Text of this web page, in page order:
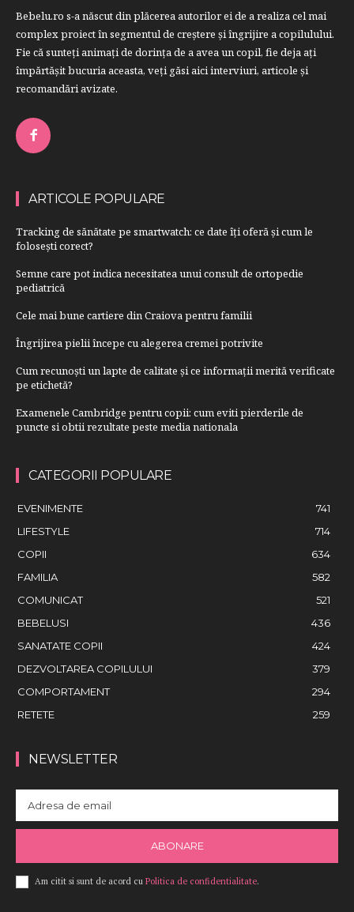
Bebelu.ro s-a născut din plăcerea autorilor ei de a realiza cel mai
complex proiect în segmentul de creştere şi îngrijire a copilulului.
Fie că sunteţi animaţi de dorinţa de a avea un copil, fie deja aţi
împărtăşit bucuria aceasta, veți găsi aici interviuri, articole şi
recomandări avizate.
ARTICOLE POPULARE
Tracking de sănătate pe smartwatch: ce date îți oferă și cum le
folosești corect?
Semne care pot indica necesitatea unui consult de ortopedie
pediatrică
Cele mai bune cartiere din Craiova pentru familii
Îngrijirea pielii începe cu alegerea cremei potrivite
Cum recunoști un lapte de calitate și ce informații merită verificate
pe etichetă?
Examenele Cambridge pentru copii: cum eviti pierderile de
puncte si obtii rezultate peste media nationala
CATEGORII POPULARE
EVENIMENTE
741
LIFESTYLE
714
COPII
634
FAMILIA
582
COMUNICAT
521
BEBELUSI
436
SANATATE COPII
424
DEZVOLTAREA COPILULUI
379
COMPORTAMENT
294
RETETE
259
NEWSLETTER
ABONARE
Am citit si sunt de acord cu Politica de confidentialitate.